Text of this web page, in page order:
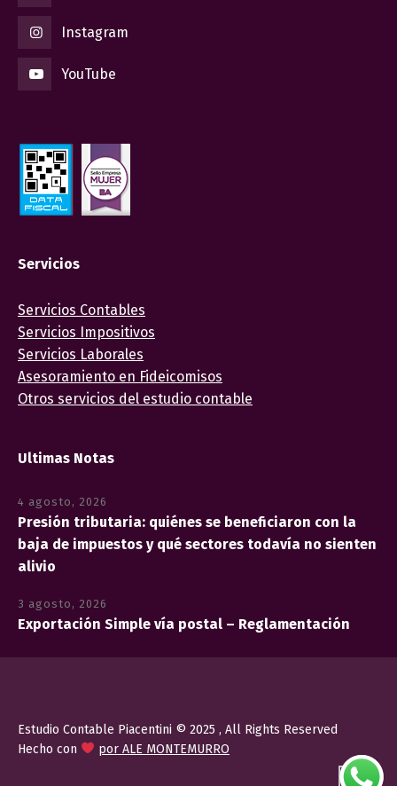
Instagram
YouTube
Servicios
Servicios Contables
Servicios Impositivos
Servicios Laborales
Asesoramiento en Fideicomisos
Otros servicios del estudio contable
Ultimas Notas
4 agosto, 2026
Presión tributaria: quiénes se beneficiaron con la
baja de impuestos y qué sectores todavía no sienten
alivio
3 agosto, 2026
Exportación Simple vía postal – Reglamentación
Estudio Contable Piacentini © 2025 , All Rights Reserved
Hecho con
por ALE MONTEMURRO